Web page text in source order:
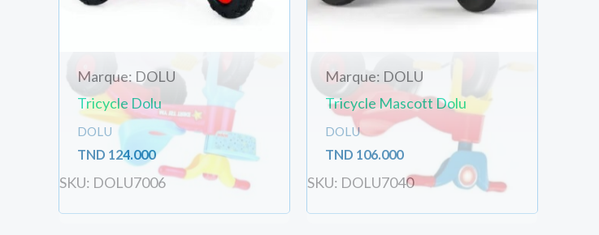
Marque: DOLU
Tricycle Dolu
DOLU
TND 124.000
SKU: DOLU7006
Marque: DOLU
Tricycle Mascott Dolu
DOLU
TND 106.000
SKU: DOLU7040